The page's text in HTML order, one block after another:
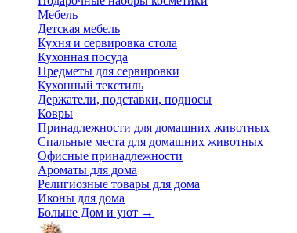
Мебель
Детская мебель
Кухня и сервировка стола
Кухонная посуда
Предметы для сервировки
Кухонный текстиль
Держатели, подставки, подносы
Ковры
Принадлежности для домашних животных
Спальные места для домашних животных
Офисные принадлежности
Ароматы для дома
Религиозные товары для дома
Иконы для дома
Больше Дом и уют →